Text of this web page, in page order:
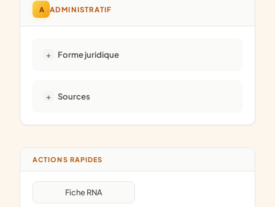
A ADMINISTRATIF
Forme juridique
Sources
ACTIONS RAPIDES
Fiche RNA